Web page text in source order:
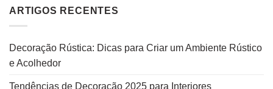
ARTIGOS RECENTES
Decoração Rústica: Dicas para Criar um Ambiente Rústico
e Acolhedor
Tendências de Decoração 2025 para Interiores